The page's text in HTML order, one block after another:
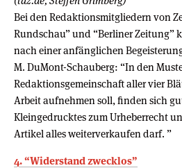
Bei den Redaktionsmitgliedern von
Rundschau” und “Berliner Zeitung”
nach einer anfänglichen
M. DuMont-Schauberg: “In den
Redaktionsgemeinschaft aller vier
Arbeit aufnehmen soll, finden sich
Kleingedrucktes zum Urheberrecht
Artikel alles weiterverkaufen darf. ”
4. “Widerstand zwecklos”